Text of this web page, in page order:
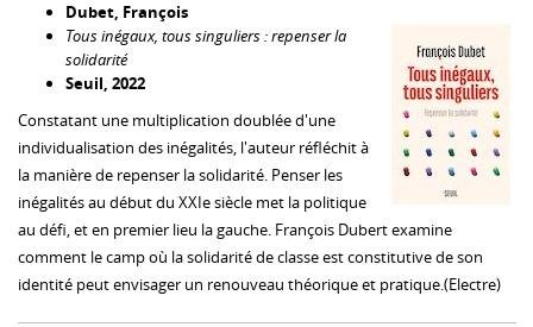
Dubet, François
Tous inégaux, tous singuliers : repenser la
solidarité
Seuil, 2022
Constatant une multiplication doublée d'une
individualisation des inégalités, l'auteur réfléchit à
la manière de repenser la solidarité. Penser les
inégalités au début du XXIe siècle met la politique
au défi, et en premier lieu la gauche. François Dubert examine
comment le camp où la solidarité de classe est constitutive de son
identité peut envisager un renouveau théorique et pratique.(Electre)